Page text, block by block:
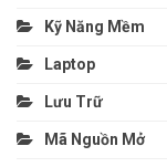
Kỹ Năng Mềm
Laptop
Lưu Trữ
Mã Nguồn Mở